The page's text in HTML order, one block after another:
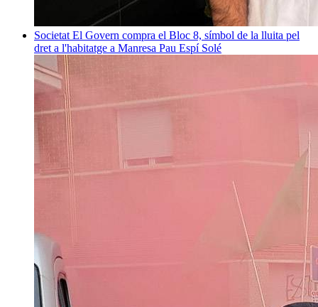
Societat El Govern compra el Bloc 8, símbol de la lluita pel
dret a l'habitatge a Manresa Pau Espí Solé